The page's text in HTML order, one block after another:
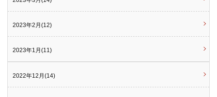
2023年2月(12)
2023年1月(11)
2022年12月(14)